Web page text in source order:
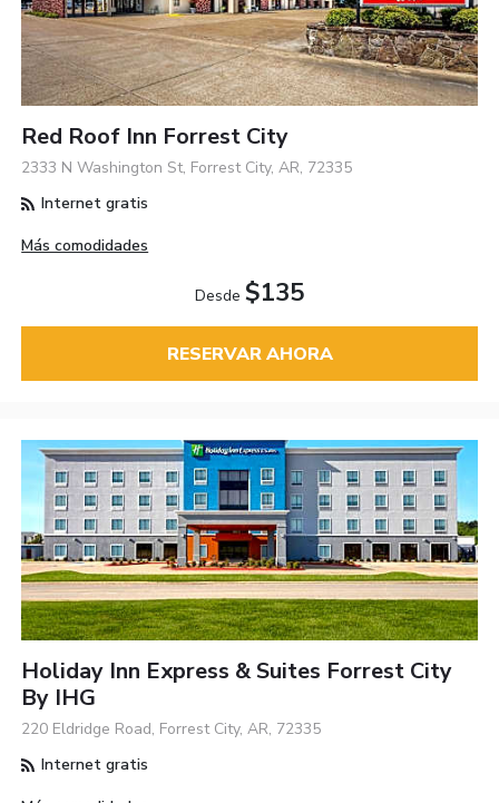
Red Roof Inn Forrest City
2333 N Washington St, Forrest City, AR, 72335
Internet gratis
Más comodidades
Desde $135
RESERVAR AHORA
Holiday Inn Express & Suites Forrest City
By IHG
220 Eldridge Road, Forrest City, AR, 72335
Internet gratis